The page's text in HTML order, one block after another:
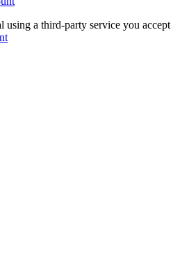
a third-party service you accept